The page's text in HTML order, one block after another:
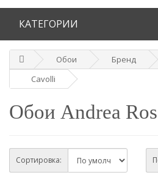
КАТЕГОРИИ
Обои Бренд
Cavolli
Обои Andrea
Сортировка: